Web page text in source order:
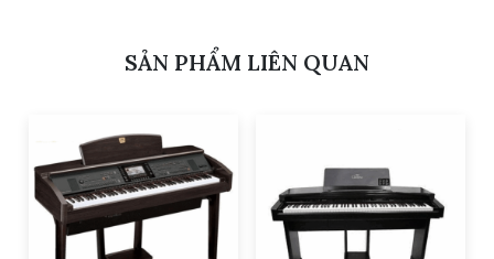
SẢN PHẨM LIÊN QUAN